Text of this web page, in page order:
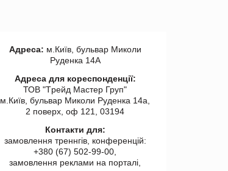
Адреса: м.Київ, бульвар Миколи
Руденка 14А
Адреса для кореспонденції:
ТОВ "Tрейд Мастер Груп"
м.Київ, бульвар Миколи Руденка 14а,
2 поверх, оф 121, 03194
Контакти для:
замовлення треннгів, конференцій:
+380 (67) 502-99-00,
замовлення реклами на порталі,